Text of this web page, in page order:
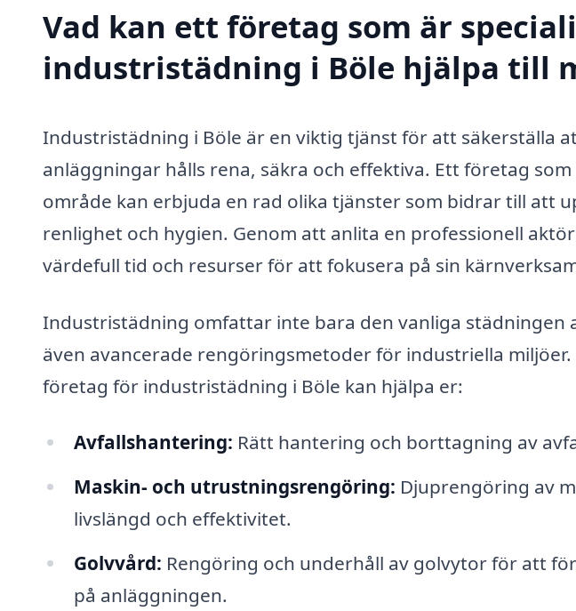
Vad kan ett företag som är
industristädning i Böle hjälpa till
Industristädning i Böle är en viktig tjänst för att säkerställa
anläggningar hålls rena, säkra och effektiva. Ett företag
område kan erbjuda en rad olika tjänster som bidrar till att
renlighet och hygien. Genom att anlita en professionell
värdefull tid och resurser för att fokusera på sin
Industristädning omfattar inte bara den vanliga städningen
även avancerade rengöringsmetoder för industriella
företag för industristädning i Böle kan hjälpa er:
Avfallshantering: Rätt hantering och borttagning av
Maskin- och utrustningsrengöring: Djuprengöring av
livslängd och effektivitet.
Golvvård: Rengöring och underhåll av golvytor för att
på anläggningen.